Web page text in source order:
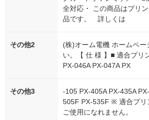
全対応・ この商品はプリ
品です。 詳しくは
その他2
(株)オーム電機 ホームペー
い。【 仕 様 】■ 適合プリ
PX-046A PX-047A PX
その他3
-105 PX-405A PX-435A
505F PX-535F ※ 適合プリ
ご使用になれません。